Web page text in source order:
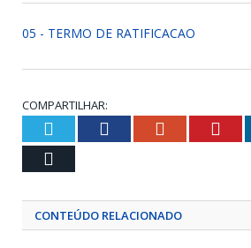
05 - TERMO DE RATIFICACAO
COMPARTILHAR:
Twitter Facebook Google+
CONTEÚDO RELACIONADO